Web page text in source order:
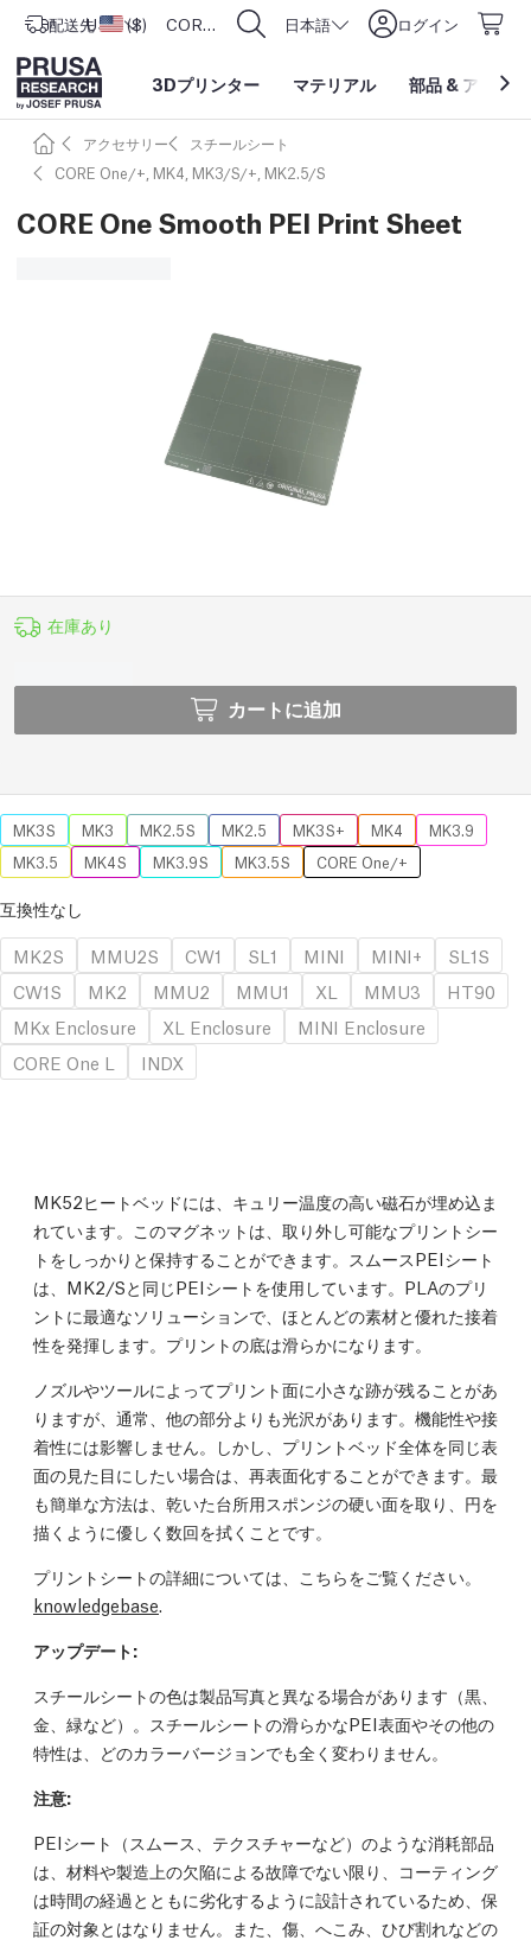
配送先 アメリカ合衆国
USD ($) CORE One L: Now In Stock! 日本語 ログイン
3Dプリンター マテリアル 部品 & アクセ
アクセサリー
スチールシート
CORE One/+, MK4, MK3/S/+, MK2.5/S
CORE One Smooth PEI Print Sheet
在庫あり
カートに追加
MK3S MK3 MK2.5S MK2.5 MK3S+ MK4
MK3.9
MK3.5
MK4S MK3.9S MK3.5S CORE One/+
互換性なし
MK2S
MMU2S CW1 SL1 MINI MINI+
SL1S
CW1S
MK2 MMU2 MMU1 XL MMU3
HT90
MKx Enclosure
XL Enclosure
MINI Enclosure
CORE One L
INDX
MK52ヒートベッドには、キュリー温度の高い磁石が埋め込ま
れています。このマグネットは、取り外し可能なプリントシー
トをしっかりと保持することができます。スムースPEIシート
は、MK2/Sと同じPEIシートを使用しています。PLAのプリ
ントに最適なソリューションで、ほとんどの素材と優れた接着
性を発揮します。プリントの底は滑らかになります。
ノズルやツールによってプリント面に小さな跡が残ることがあ
りますが、通常、他の部分よりも光沢があります。機能性や接
着性には影響しません。しかし、プリントベッド全体を同じ表
面の見た目にしたい場合は、再表面化することができます。最
も簡単な方法は、乾いた台所用スポンジの硬い面を取り、円を
描くように優しく数回を拭くことです。
プリントシートの詳細については、こちらをご覧ください。
knowledgebase.
アップデート:
スチールシートの色は製品写真と異なる場合があります（黒、
金、緑など）。スチールシートの滑らかなPEI表面やその他の
特性は、どのカラーバージョンでも全く変わりません。
注意:
PEIシート（スムース、テクスチャーなど）のような消耗部品
は、材料や製造上の欠陥による故障でない限り、コーティング
は時間の経過とともに劣化するように設計されているため、保
証の対象とはなりません。また、傷、へこみ、ひび割れなどの